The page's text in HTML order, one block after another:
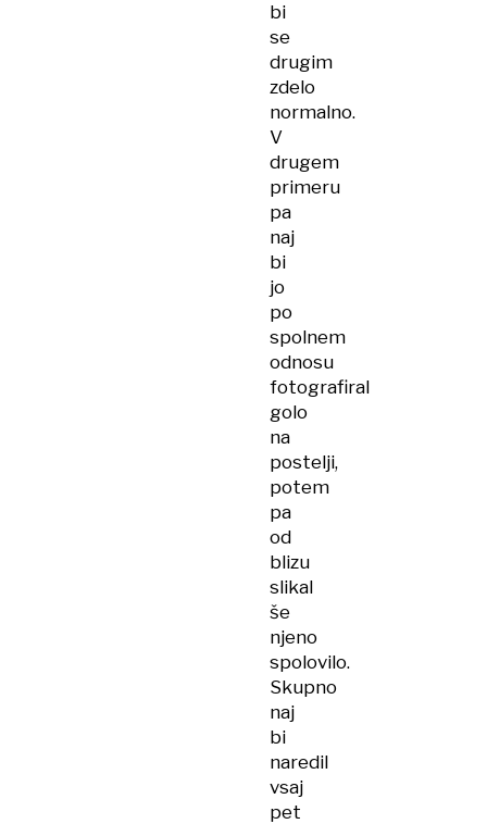
bi
se
drugim
zdelo
normalno.
V
drugem
primeru
pa
naj
bi
jo
po
spolnem
odnosu
fotografiral
golo
na
postelji,
potem
pa
od
blizu
slikal
še
njeno
spolovilo.
Skupno
naj
bi
naredil
vsaj
pet